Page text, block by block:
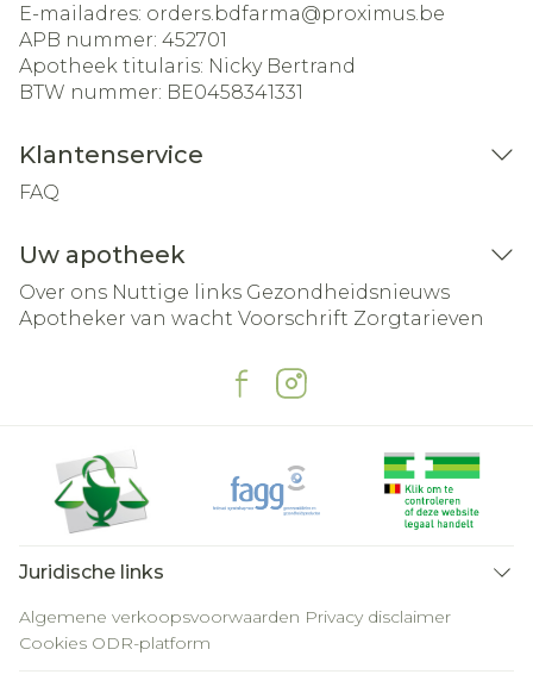
E-mailadres: orders.bdfarma@proximus.be
APB nummer: 452701
Apotheek titularis: Nicky Bertrand
BTW nummer: BE0458341331
Klantenservice
FAQ
Uw apotheek
Over ons Nuttige links Gezondheidsnieuws
Apotheker van wacht Voorschrift Zorgtarieven
Juridische links
Algemene verkoopsvoorwaarden Privacy disclaimer
Cookies ODR-platform